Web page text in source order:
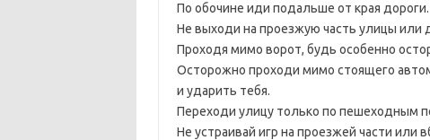
По обочине иди подальше от края дороги.
Не выходи на проезжую часть улицы или
Проходя мимо ворот, будь особенно
Осторожно проходи мимо стоящего
и ударить тебя.
Переходи улицу только по пешеходным
Не устраивай игр на проезжей части или